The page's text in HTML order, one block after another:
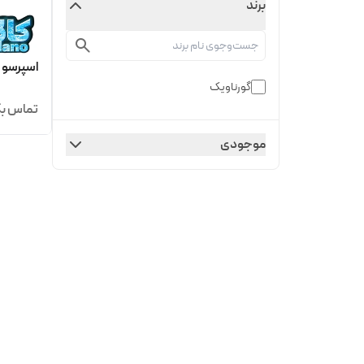
برند
گورناویک
موجودی
اسپرسو ساز گورناویک
تماس